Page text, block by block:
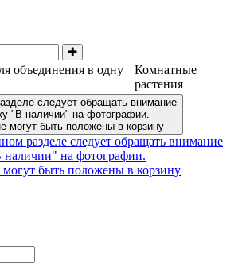
объединения в одну
Комнатные
растения
следует обращать внимание
"В наличии" на фотографии.
могут быть положены в корзину
разделе следует обращать внимание
на фотографии.
могут быть положены в корзину